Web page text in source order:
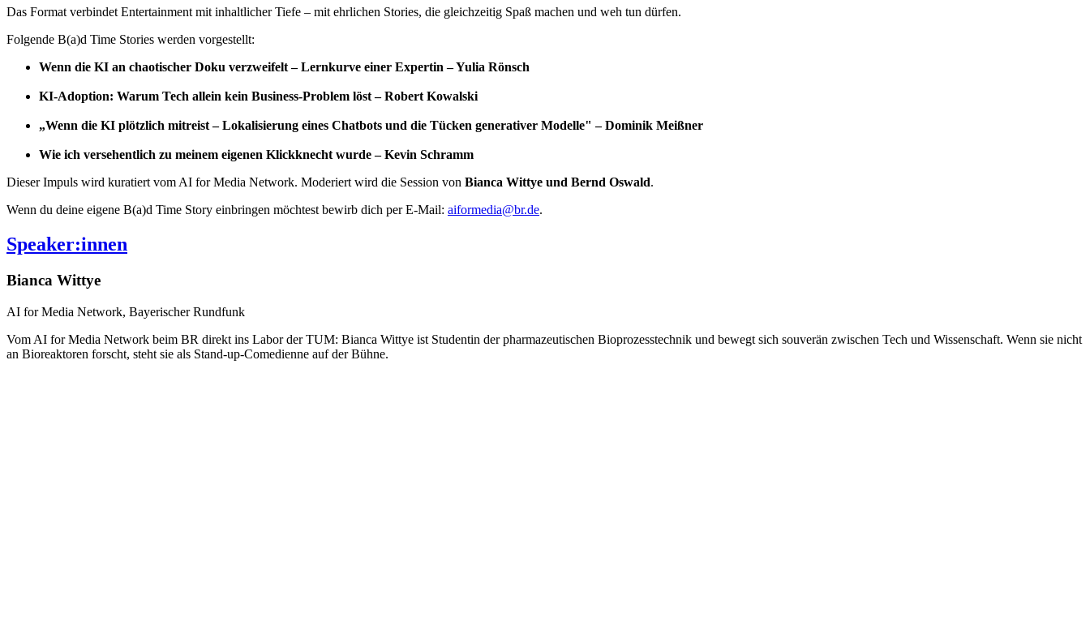
Das Format verbindet Entertainment mit inhaltlicher Tiefe – mit ehrlichen Stories, die gleichzeitig Spaß machen und weh tun dürfen.
Folgende B(a)d Time Stories werden vorgestellt:
Wenn die KI an chaotischer Doku verzweifelt – Lernkurve einer Expertin – Yulia Rönsch
KI-Adoption: Warum Tech allein kein Business-Problem löst – Robert Kowalski
„Wenn die KI plötzlich mitreist – Lokalisierung eines Chatbots und die Tücken generativer Modelle" – Dominik Meißner
Wie ich versehentlich zu meinem eigenen Klickknecht wurde – Kevin Schramm
Dieser Impuls wird kuratiert vom AI for Media Network. Moderiert wird die Session von Bianca Wittye und Bernd Oswald.
Wenn du deine eigene B(a)d Time Story einbringen möchtest bewirb dich per E-Mail: aiformedia@br.de.
Speaker:innen
Bianca Wittye
AI for Media Network, Bayerischer Rundfunk
Vom AI for Media Network beim BR direkt ins Labor der TUM: Bianca Wittye ist Studentin der pharmazeutischen Bioprozesstechnik und bewegt sich souverän zwischen Tech und Wissenschaft. Wenn sie nicht
an Bioreaktoren forscht, steht sie als Stand-up-Comedienne auf der Bühne.